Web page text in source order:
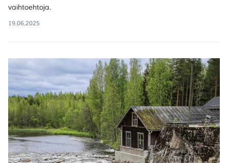
vaihtoehtoja.
19.06.2025